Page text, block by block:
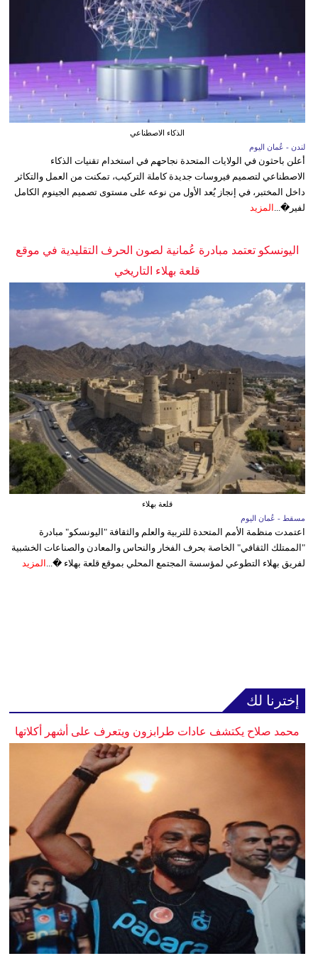
الذكاء الاصطناعي
لندن - عُمان اليوم
أعلن باحثون في الولايات المتحدة نجاحهم في استخدام تقنيات الذكاء
الاصطناعي لتصميم فيروسات جديدة كاملة التركيب، تمكنت من العمل والتكاثر
داخل المختبر، في إنجاز يُعد الأول من نوعه على مستوى تصميم الجينوم الكامل
لفير�...
المزيد
اليونسكو تعتمد مبادرة عُمانية لصون الحرف التقليدية في موقع
قلعة بهلاء التاريخي
قلعة بهلاء
مسقط - عُمان اليوم
اعتمدت منظمة الأمم المتحدة للتربية والعلم والثقافة "اليونسكو" مبادرة
"الممتلك الثقافي" الخاصة بحرف الفخار والنحاس والمعادن والصناعات الخشبية
لفريق بهلاء التطوعي لمؤسسة المجتمع المحلي بموقع قلعة بهلاء �... المزيد
إخترنا لك
محمد صلاح يكتشف عادات طرابزون ويتعرف على أشهر أكلاتها